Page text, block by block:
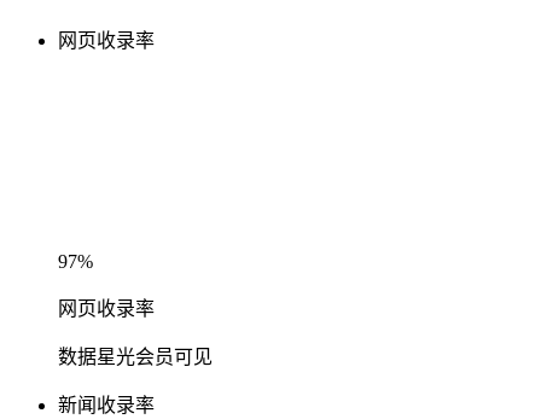
网页收录率
97%
网页收录率
数据星光会员可见
新闻收录率